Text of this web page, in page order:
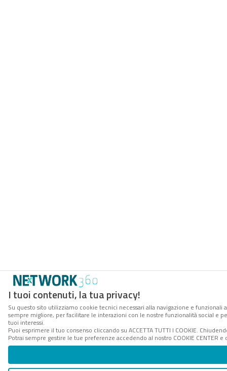
I tuoi contenuti, la tua privacy!
Su questo sito utilizziamo cookie tecnici necessari alla navigazione e
sempre migliore, per facilitare le interazioni con le nostre funzionalità social e
tuoi interessi.
Puoi esprimere il tuo consenso cliccando su ACCETTA TUTTI I COOKIE.
Potrai sempre gestire le tue preferenze accedendo al nostro COOKIE